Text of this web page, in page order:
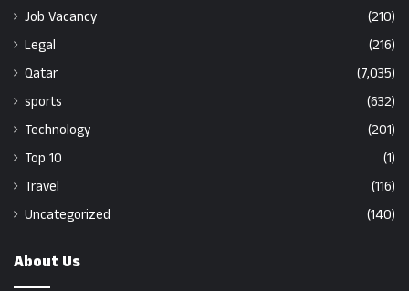
Job Vacancy
(210)
Legal
(216)
Qatar
(7,035)
sports
(632)
Technology
(201)
Top 10
(1)
Travel
(116)
Uncategorized
(140)
About Us